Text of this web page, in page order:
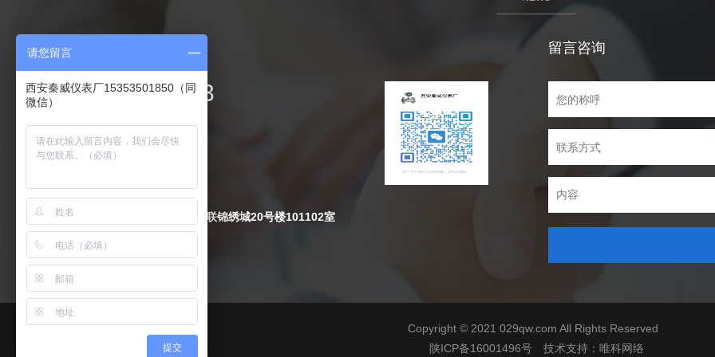
联系我们
029-84217893
手 机：15339101775
Q Q：2474344599
地 址：陕西省西安市周至县万联锦绣城20号楼101102室
留言咨询
Copyright © 2021 029qw.com All Rights Reserved
陕ICP备16001496号技术支持： 唯科网络
请您留言
西安秦威仪表厂15353501850（同
微信）
提交